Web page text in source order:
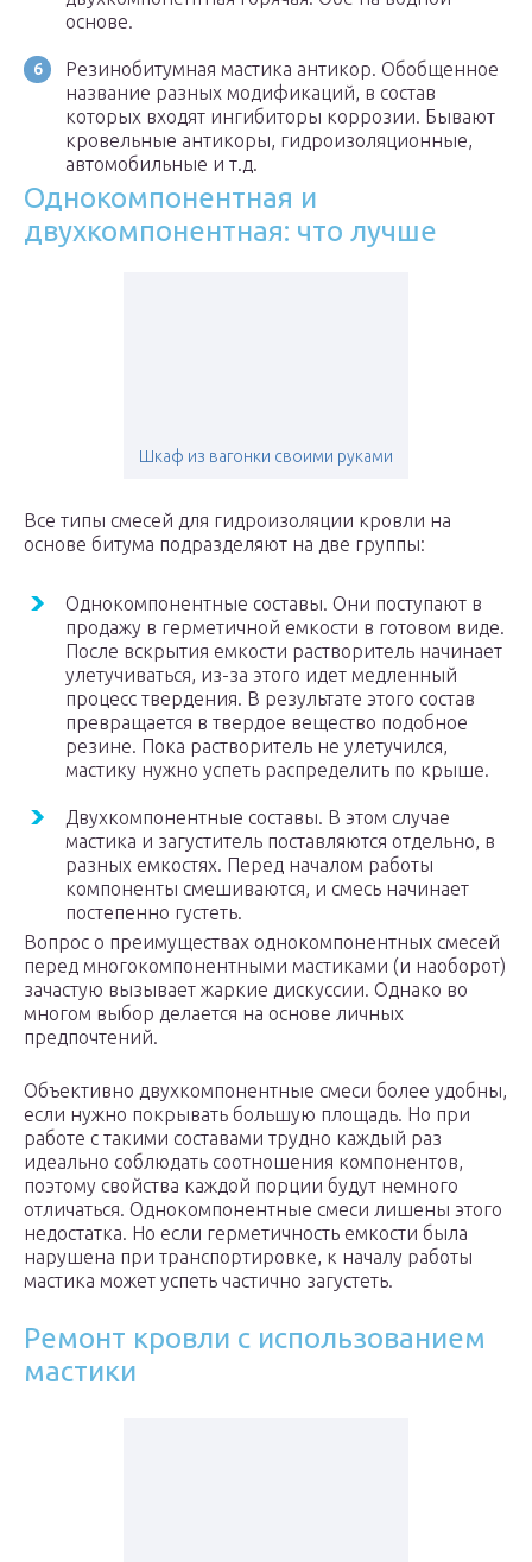
основе.
Резинобитумная мастика антикор. Обобщенное
название разных модификаций, в состав
которых входят ингибиторы коррозии. Бывают
кровельные антикоры, гидроизоляционные,
автомобильные и т.д.
Однокомпонентная и
двухкомпонентная: что лучше
Шкаф из вагонки своими руками
Все типы смесей для гидроизоляции кровли на
основе битума подразделяют на две группы:
Однокомпонентные составы. Они поступают в
продажу в герметичной емкости в готовом виде.
После вскрытия емкости растворитель начинает
улетучиваться, из-за этого идет медленный
процесс твердения. В результате этого состав
превращается в твердое вещество подобное
резине. Пока растворитель не улетучился,
мастику нужно успеть распределить по крыше.
Двухкомпонентные составы. В этом случае
мастика и загуститель поставляются отдельно, в
разных емкостях. Перед началом работы
компоненты смешиваются, и смесь начинает
постепенно густеть.
Вопрос о преимуществах однокомпонентных смесей
перед многокомпонентными мастиками (и наоборот)
зачастую вызывает жаркие дискуссии. Однако во
многом выбор делается на основе личных
предпочтений.
Объективно двухкомпонентные смеси более удобны,
если нужно покрывать большую площадь. Но при
работе с такими составами трудно каждый раз
идеально соблюдать соотношения компонентов,
поэтому свойства каждой порции будут немного
отличаться. Однокомпонентные смеси лишены этого
недостатка. Но если герметичность емкости была
нарушена при транспортировке, к началу работы
мастика может успеть частично загустеть.
Ремонт кровли с использованием
мастики